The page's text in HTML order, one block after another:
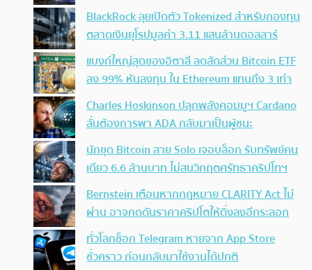
BlackRock ลุยเปิดตัว Tokenized สำหรับกองทุน
ตลาดเงินยุโรปมูลค่า 3.11 แสนล้านดอลลาร์
แบงก์ใหญ่สุดของอิตาลี ลดสัดส่วน Bitcoin ETF
ลง 99% หันลงทุน ใน Ethereum แทนถึง 3 เท่า
Charles Hoskinson ปลุกพลังคอมมูฯ Cardano
ลั่นต้องการพา ADA กลับมาเป็นผู้ชนะ
นักขุด Bitcoin สาย Solo เจอบล็อก รับทรัพย์คน
เดียว 6.6 ล้านบาท ไม่สนวิกฤตศรัทธาคริปโทฯ
Bernstein เตือนหากกฎหมาย CLARITY Act ไม่
ผ่าน อาจกดดันราคาคริปโตให้ดิ่งลงอีกระลอก
ทั่วโลกช็อก Telegram หายจาก App Store
ชั่วคราว ก่อนกลับมาใช้งานได้ปกติ